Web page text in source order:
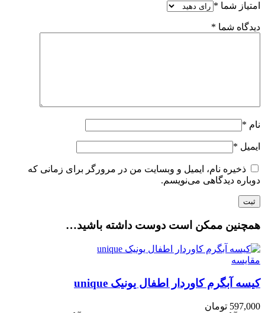
امتیاز شما *
دیدگاه شما *
نام *
ایمیل *
ذخیره نام، ایمیل و وبسایت من در مرورگر برای زمانی که
دوباره دیدگاهی می‌نویسم.
همچنین ممکن است دوست داشته باشید…
مقایسه
کیسه آبگرم کاوردار اطفال یونیک unique
597,000 تومان